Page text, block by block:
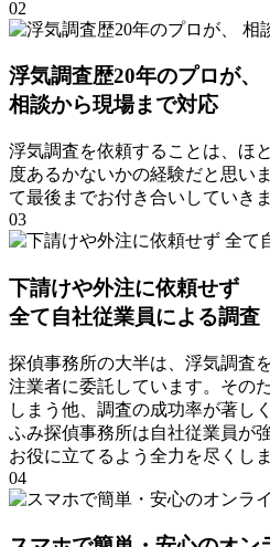
02
浮気調査歴20年のプロが、
相談から現場まで対応
浮気調査を依頼することは
ほ
度あるかないかの経験だと思い
て最後までお付き合いしていき
03
下請けや外注に依頼せず
全て自社従業員による調査
探偵事務所の大半は
浮気調査
注業者に委託しています。 その
しまう他
調査の成功率が著し
ふみ探偵事務所は自社従業員が
お役に立てるよう全力を尽くし
04